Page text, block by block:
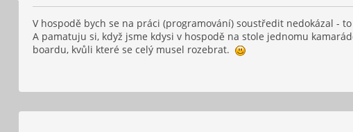
V hospodě bych se na práci (programování) soustředit nedokázal -
A pamatuju si, když jsme kdysi v hospodě na stole jednomu
boardu, kvůli které se celý musel rozebrat.